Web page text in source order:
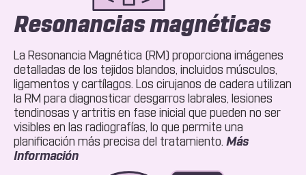
Resonancias magnéticas
La Resonancia Magnética (RM) proporciona imágenes
detalladas de los tejidos blandos, incluidos músculos,
ligamentos y cartílagos. Los cirujanos de cadera utilizan
la RM para diagnosticar desgarros labrales, lesiones
tendinosas y artritis en fase inicial que pueden no ser
visibles en las radiografías, lo que permite una
planificación más precisa del tratamiento. Más
InformaciónAcerca